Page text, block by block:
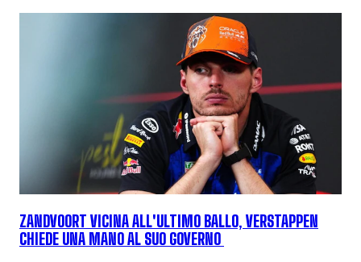
ZANDVOORT VICINA ALL'ULTIMO BALLO, VERSTAPPEN
CHIEDE UNA MANO AL SUO GOVERNO